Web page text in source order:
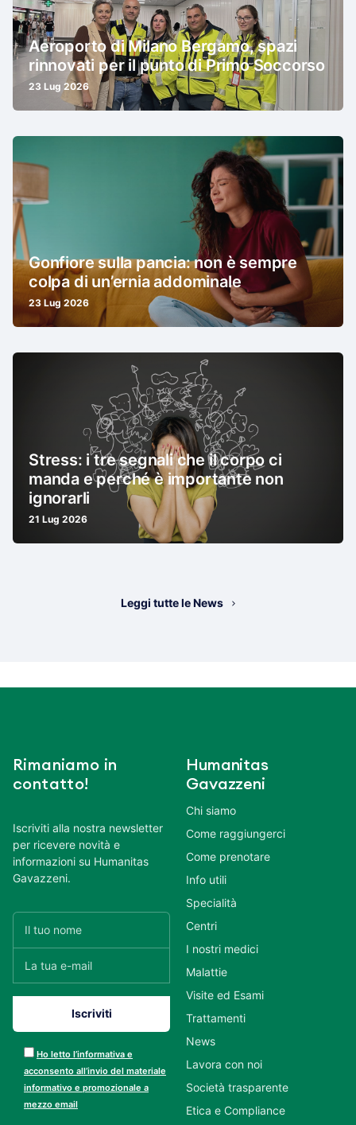
Aeroporto di Milano Bergamo, spazi
rinnovati per il punto di Primo Soccorso
23 Lug 2026
Gonfiore sulla pancia: non è sempre
colpa di un’ernia addominale
23 Lug 2026
Stress: i tre segnali che il corpo ci
manda e perché è importante non
ignorarli
21 Lug 2026
Leggi tutte le News
Rimaniamo in
contatto!
Iscriviti alla nostra newsletter
per ricevere novità e
informazioni su Humanitas
Gavazzeni.
Ho letto l’informativa e
acconsento all’invio del materiale
informativo e promozionale a
mezzo email
Humanitas
Gavazzeni
Chi siamo
Come raggiungerci
Come prenotare
Info utili
Specialità
Centri
I nostri medici
Malattie
Visite ed Esami
Trattamenti
News
Lavora con noi
Società trasparente
Etica e Compliance